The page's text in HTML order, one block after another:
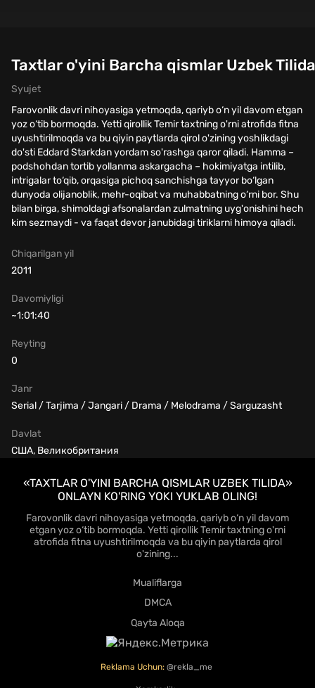
Taxtlar o'yini Barcha qismlar Uzbek Tilida
Syujet
Farovonlik davri nihoyasiga yetmoqda, qariyb o‘n yil davom etgan
yoz o‘tib bormoqda. Yetti qirollik Temir taxtning o'rni atrofida fitna
uyushtirilmoqda va bu qiyin paytlarda qirol o'zining yoshlikdagi
do'sti Eddard Starkdan yordam so'rashga qaror qiladi. Hamma –
podshohdan tortib yollanma askargacha – hokimiyatga intilib,
intrigalar to‘qib, orqasiga pichoq sanchishga tayyor bo‘lgan
dunyoda olijanoblik, mehr-oqibat va muhabbatning o‘rni bor. Shu
bilan birga, shimoldagi afsonalardan zulmatning uyg'onishini hech
kim sezmaydi - va faqat devor janubidagi tiriklarni himoya qiladi.
Chiqarilgan yil
2011
Janr
Serial / Tarjima / Jangari / Drama / Melodrama / Sarguzasht
Davomiyligi
~1:01:40
Davlat
США, Великобритания
Reyting
0
«TAXTLAR O'YINI BARCHA QISMLAR UZBEK TILIDA»
ONLAYN KO'RING YOKI YUKLAB OLING!
Farovonlik davri nihoyasiga yetmoqda, qariyb o‘n yil davom
etgan yoz o‘tib bormoqda. Yetti qirollik Temir taxtning o'rni
atrofida fitna uyushtirilmoqda va bu qiyin paytlarda qirol
o'zining...
Mualiflarga
DMCA
Qayta Aloqa
Reklama Uchun: @rekla_me